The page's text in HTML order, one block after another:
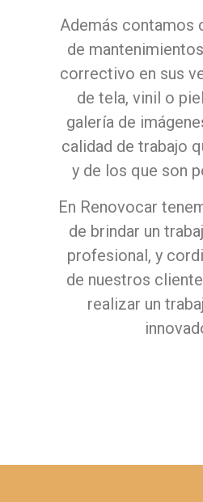
Además contamos
de
correctivo en sus
de tela, vinil o
galería de
calidad de trabajo
y de los que son
En Renovocar
de brindar un
profesional, y
de nuestros
realizar un